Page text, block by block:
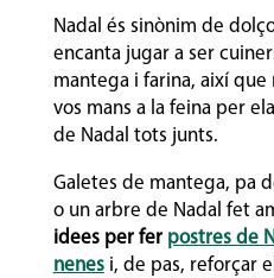
Nadal és sinònim de
encanta jugar a ser
mantega i farina, així
vos mans a la feina per
de Nadal tots junts.
Galetes de mantega, pa
o un arbre de Nadal fet
idees per fer postres de
nenesi, de pas, reforçar